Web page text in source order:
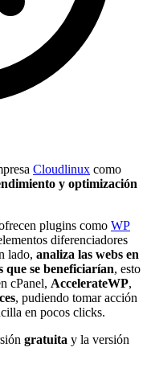
Cloudlinux como
y optimización
plugins como WP
diferenciadores
lado, analiza las webs en
que se beneficiarían, esto
cPanel, AccelerateWP,
, pudiendo tomar acción
en pocos clicks.
gratuita y la versión